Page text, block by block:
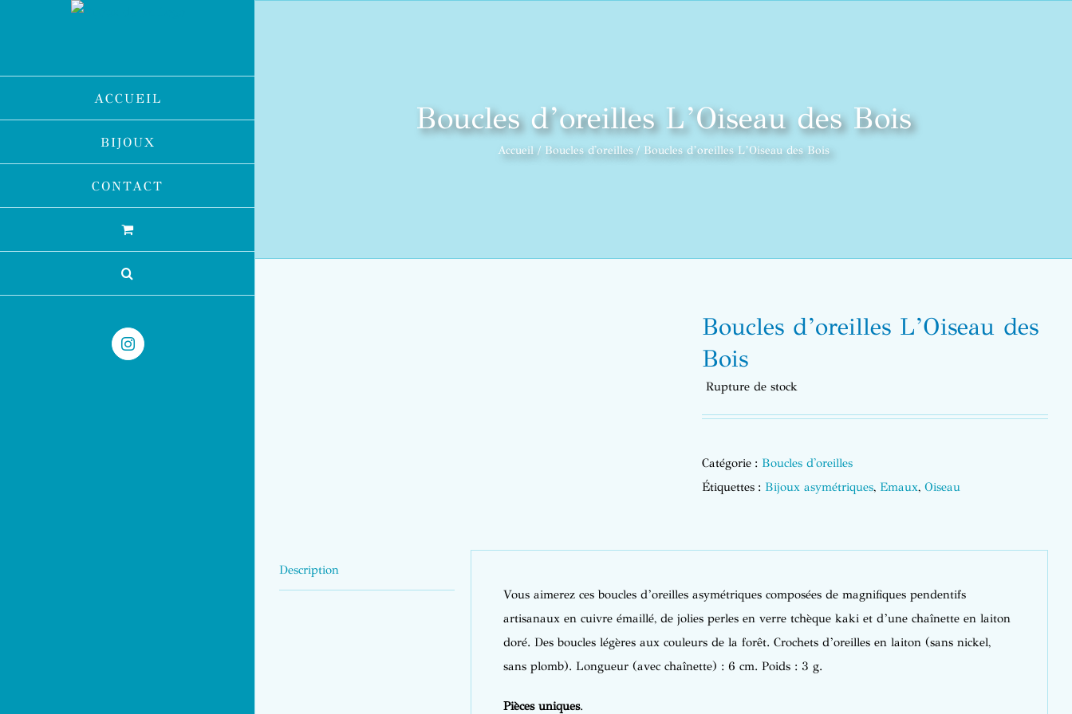
ACCUEIL
BIJOUX
CONTACT
Instagram
Boucles d’oreilles L’Oiseau des Bois
Accueil Boucles d'oreilles Boucles d’oreilles L’Oiseau des Bois
Boucles d’oreilles L’Oiseau des
Bois
Rupture de stock
Catégorie : Boucles d'oreilles
Étiquettes : Bijoux asymétriques, Emaux, Oiseau
Description
Vous aimerez ces boucles d’oreilles asymétriques composées de magnifiques pendentifs
artisanaux en cuivre émaillé, de jolies perles en verre tchèque kaki et d’une chaînette en laiton
doré. Des boucles légères aux couleurs de la forêt. Crochets d’oreilles en laiton (sans nickel,
sans plomb). Longueur (avec chaînette) : 6 cm. Poids : 3 g.
Pièces uniques.